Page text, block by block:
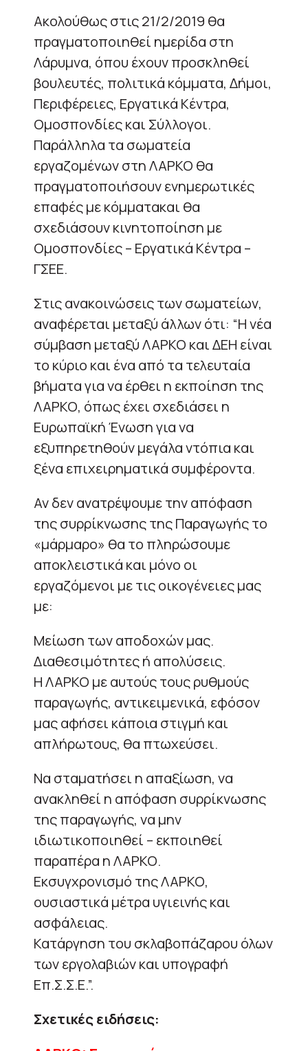
Ακολούθως στις 21/2/2019 θα
πραγματοποιηθεί ημερίδα στη
Λάρυμνα, όπου έχουν προσκληθεί
βουλευτές, πολιτικά κόμματα, Δήμοι,
Περιφέρειες, Εργατικά Κέντρα,
Ομοσπονδίες και Σύλλογοι.
Παράλληλα τα σωματεία
εργαζομένων στη ΛΑΡΚΟ θα
πραγματοποιήσουν ενημερωτικές
επαφές με κόμματακαι θα
σχεδιάσουν κινητοποίηση με
Ομοσπονδίες – Εργατικά Κέντρα –
ΓΣΕΕ.
Στις ανακοινώσεις των σωματείων,
αναφέρεται μεταξύ άλλων ότι: “Η νέα
σύμβαση μεταξύ ΛΑΡΚΟ και ΔΕΗ είναι
το κύριο και ένα από τα τελευταία
βήματα για να έρθει η εκποίηση της
ΛΑΡΚΟ, όπως έχει σχεδιάσει η
Ευρωπαϊκή Ένωση για να
εξυπηρετηθούν μεγάλα ντόπια και
ξένα επιχειρηματικά συμφέροντα.
Αν δεν ανατρέψουμε την απόφαση
της συρρίκνωσης της Παραγωγής το
«μάρμαρο» θα το πληρώσουμε
αποκλειστικά και μόνο οι
εργαζόμενοι με τις οικογένειες μας
με:
Μείωση των αποδοχών μας.
Διαθεσιμότητες ή απολύσεις.
Η ΛΑΡΚΟ με αυτούς τους ρυθμούς
παραγωγής, αντικειμενικά, εφόσον
μας αφήσει κάποια στιγμή και
απλήρωτους, θα πτωχεύσει.
Να σταματήσει η απαξίωση, να
ανακληθεί η απόφαση συρρίκνωσης
της παραγωγής, να μην
ιδιωτικοποιηθεί – εκποιηθεί
παραπέρα η ΛΑΡΚΟ.
Εκσυγχρονισμό της ΛΑΡΚΟ,
ουσιαστικά μέτρα υγιεινής και
ασφάλειας.
Κατάργηση του σκλαβοπάζαρου όλων
των εργολαβιών και υπογραφή
Επ.Σ.Σ.Ε.”.
Σχετικές ειδήσεις: